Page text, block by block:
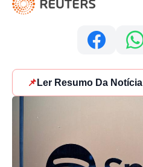
📌 Ler Resumo Da Notícia